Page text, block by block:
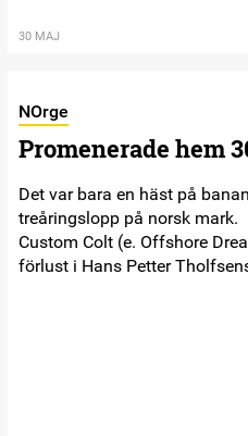
30 MAJ
NOrge
Promenerade hem
Det var bara en häst på
treåringslopp på norsk mark.
Custom Colt (e. Offshore
förlust i Hans Petter